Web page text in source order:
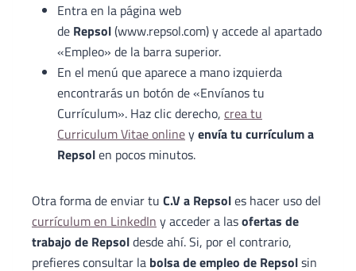
Entra en la página web
de Repsol(www.repsol.com) y accede al apartado
«Empleo» de la barra superior.
En el menú que aparece a mano izquierda
encontrarás un botón de «Envíanos tu
Currículum». Haz clic derecho, crea tu
Curriculum Vitae onlineyenvía tu currículum a
Repsolen pocos minutos.
Otra forma de enviar tu C.V a Repsoles hacer uso del
currículum en LinkedIn y acceder a lasofertas de
trabajo de Repsoldesde ahí. Si, por el contrario,
prefieres consultar la bolsa de empleo de Repsolsin